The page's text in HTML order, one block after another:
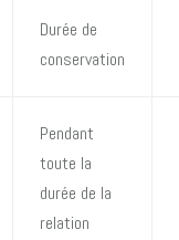
Durée de
conservation
Pendant
toute la
durée de la
relation